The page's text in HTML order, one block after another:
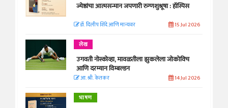
ज्येष्ठांचा आत्मसन्मान जपणारी रुग्णशुश्रूषा : हॉस्पिस
डॉ. दिलीप शिंदे आणि मान्यवर 15 Jul 2026
लेख
उगवती नोस्कोव्हा, मावळतीला झुकलेला जोकोविच
आणि दरम्यान विम्बल्डन
आ. श्री. केतकर 14 Jul 2026
भाषण